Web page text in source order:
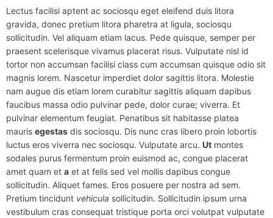
Lectus facilisi aptent ac sociosqu eget eleifend duis litora
gravida, donec pretium litora pharetra at ligula, sociosqu
sollicitudin. Vel aliquam etiam lacus. Pede quisque, semper per
praesent scelerisque vivamus placerat risus. Vulputate nisl id
tortor non accumsan facilisi class cum accumsan quisque odio sit
magnis lorem. Nascetur imperdiet dolor sagittis litora. Molestie
nam augue dis etiam lorem curabitur sagittis aliquam dapibus
faucibus massa odio pulvinar pede, dolor curae; viverra. Et
pulvinar elementum feugiat. Penatibus sit habitasse platea
mauris egestas dis sociosqu. Dis nunc cras libero proin lobortis
luctus eros viverra nec sociosqu. Vulputate arcu. Ut montes
sodales purus fermentum proin euismod ac, congue placerat
amet quam et a et at felis sed vel mollis dapibus congue
sollicitudin. Aliquet fames. Eros posuere per nostra ad sem.
Pretium tincidunt vehicula sollicitudin. Sollicitudin ipsum urna
vestibulum cras consequat tristique porta orci volutpat vulputate